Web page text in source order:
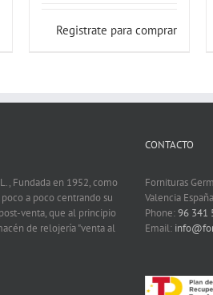
Registrate para comprar
Fundada en 1952, como
a poco centrando su
venta, que al principio
de relojería "venta al
CONTACTO
Fornituras
Valencia España
Phone:96 341
Email: